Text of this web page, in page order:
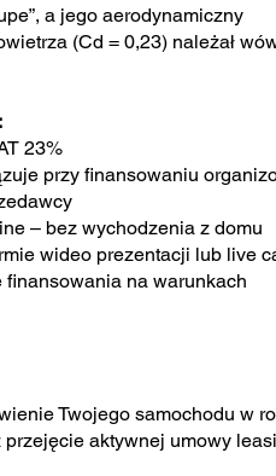
a jego aerodynamiczny
(Cd = 0,23) należał
23%
przy finansowaniu
– bez wychodzenia z domu
wideo prezentacji lub live
na warunkach
Twojego samochodu w
aktywnej umowy